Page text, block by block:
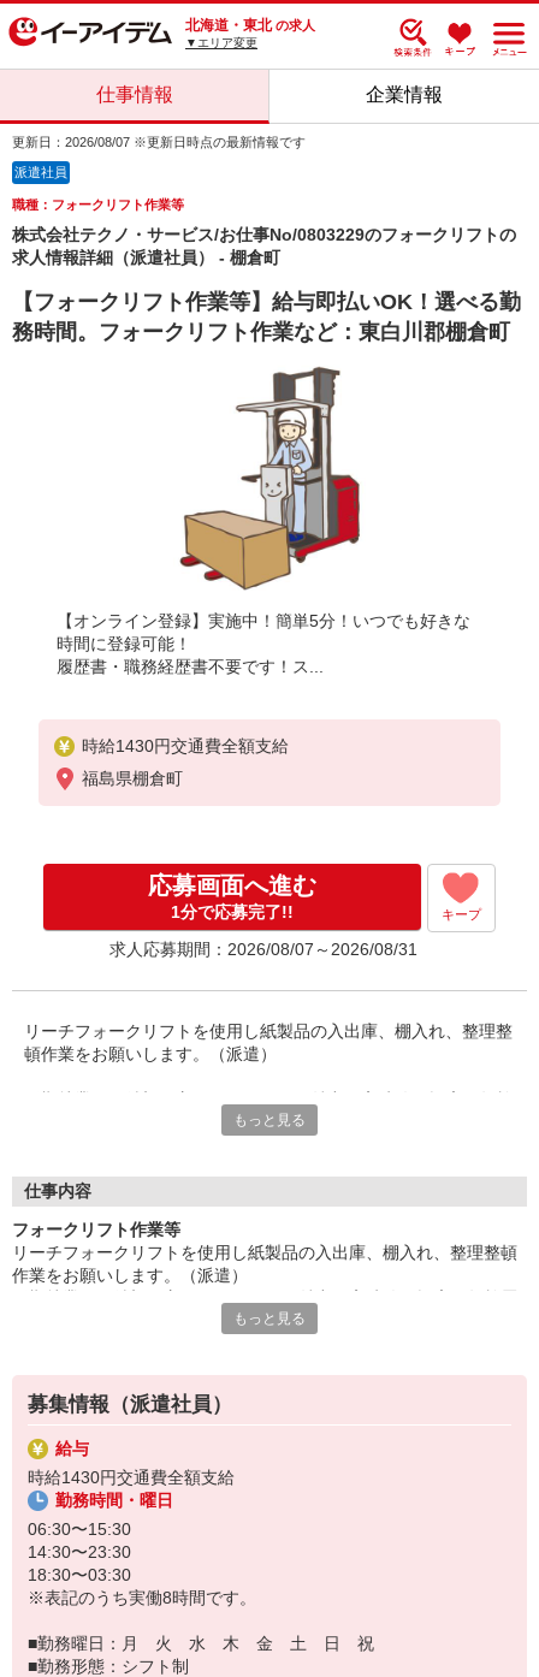
北海道・東北 の求人
▼エリア変更
仕事情報 企業情報
更新日：2026/08/07 ※更新日時点の最新情報です
派遣社員
職種：フォークリフト作業等
株式会社テクノ・サービス/お仕事No/0803229のフォークリフトの
求人情報詳細（派遣社員） - 棚倉町
【フォークリフト作業等】給与即払いOK！選べる勤
務時間。フォークリフト作業など：東白川郡棚倉町
【オンライン登録】実施中！簡単5分！いつでも好きな
時間に登録可能！
履歴書・職務経歴書不要です！ス...
時給1430円交通費全額支給
福島県棚倉町
応募画面へ進む
1分で応募完了!! キープ
求人応募期間：2026/08/07～2026/08/31
リーチフォークリフトを使用し紙製品の入出庫、棚入れ、整理整
頓作業をお願いします。（派遣）
給与即払いサービスは就業状況によって利用できないケースがご
『テクノ・サービス』は、派遣業界大手スタッフサービスグルー
プです。
全国にあるお仕事の中から、一人ひとりのスキルや希望条件に応
じたお仕事をご案内します。
登録方法は、【オンライン】【電話】【登録会来場】の3つから
選べます♪
★★履歴書・証明写真は不要！★★
また、ご登録済の方はお仕事の紹介がスムーズです。
ご応募お待ちしています。
もっと見る
仕事内容
フォークリフト作業等
リーチフォークリフトを使用し紙製品の入出庫、棚入れ、整理整頓
作業をお願いします。（派遣）
＊技術が身につきます
もっと見る
募集情報（派遣社員）
給与
時給1430円交通費全額支給
勤務時間・曜日
06:30〜15:30
14:30〜23:30
18:30〜03:30
※表記のうち実働8時間です。
■勤務曜日：月 火 水 木 金 土 日 祝
■勤務形態：シフト制